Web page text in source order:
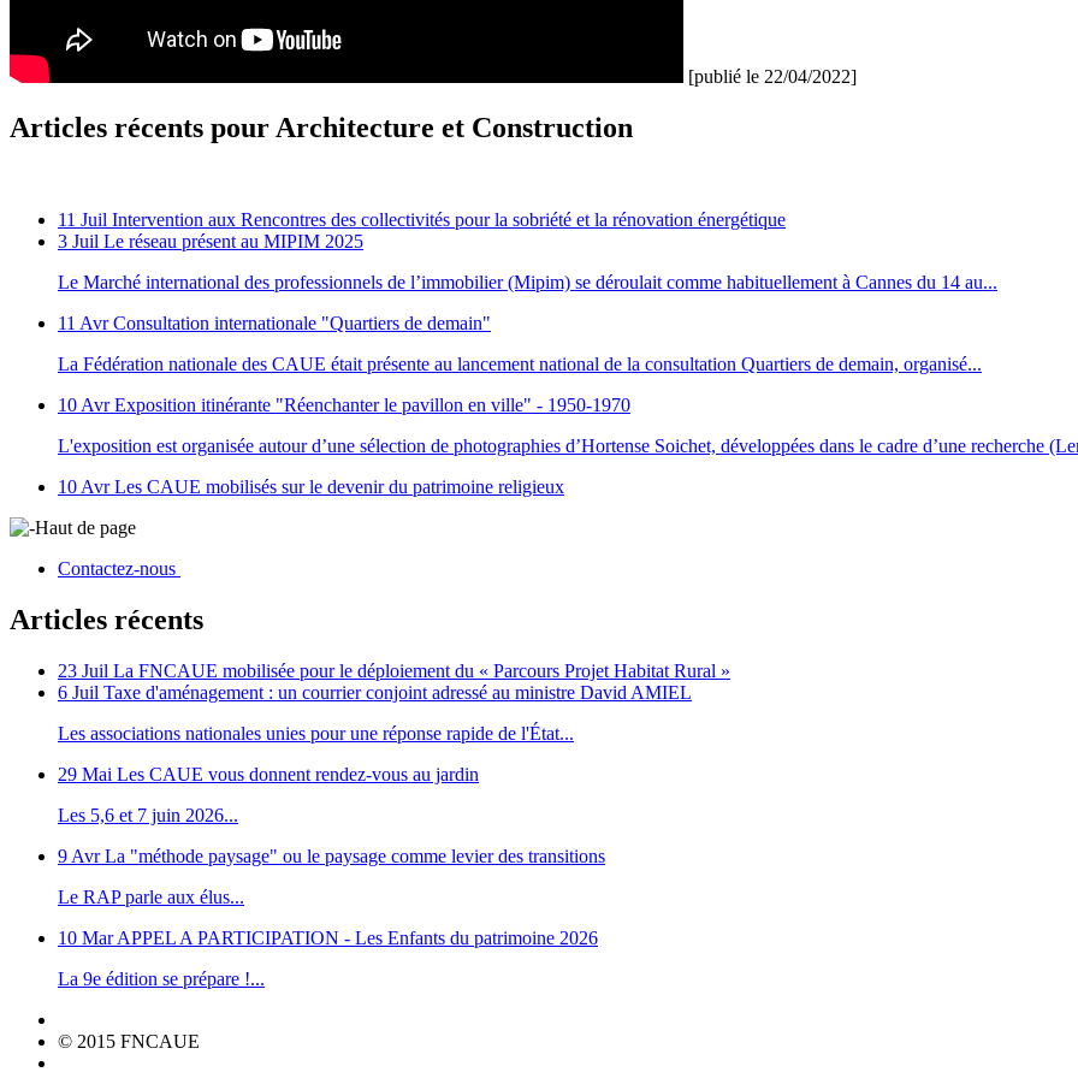
[publié le 22/04/2022]
Articles récents pour Architecture et Construction
11 Juil Intervention aux Rencontres des collectivités pour la sobriété et la rénovation énergétique
3 Juil Le réseau présent au MIPIM 2025
Le Marché international des professionnels de l’immobilier (Mipim) se déroulait comme habituellement à Cannes du 14 au...
11 Avr Consultation internationale "Quartiers de demain"
La Fédération nationale des CAUE était présente au lancement national de la consultation Quartiers de demain, organisé...
10 Avr Exposition itinérante "Réenchanter le pavillon en ville" - 1950-1970
L'exposition est organisée autour d’une sélection de photographies d’Hortense Soichet, développées dans le cadre d’une recherche
10 Avr Les CAUE mobilisés sur le devenir du patrimoine religieux
Haut de page
Contactez-nous
Articles récents
23 Juil La FNCAUE mobilisée pour le déploiement du « Parcours Projet Habitat Rural »
6 Juil Taxe d'aménagement : un courrier conjoint adressé au ministre David AMIEL
Les associations nationales unies pour une réponse rapide de l'État...
29 Mai Les CAUE vous donnent rendez-vous au jardin
Les 5,6 et 7 juin 2026...
9 Avr La "méthode paysage" ou le paysage comme levier des transitions
Le RAP parle aux élus...
10 Mar APPEL A PARTICIPATION - Les Enfants du patrimoine 2026
La 9e édition se prépare !...
© 2015 FNCAUE